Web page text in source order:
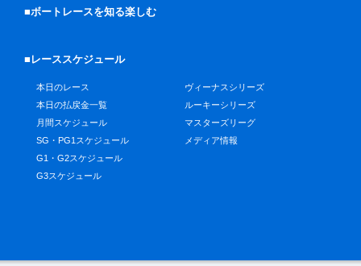
■ボートレースを知る楽しむ
■レーススケジュール
本日のレース
本日の払戻金一覧
月間スケジュール
SG・PG1スケジュール
G1・G2スケジュール
G3スケジュール
ヴィーナスシリーズ
ルーキーシリーズ
マスターズリーグ
メディア情報